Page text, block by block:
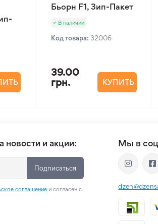
Бьорн F1, Зип-Пакет
В наличии
Код товара: 32006
39.00
грн.
КУПИТЬ
новости и акции:
Подписаться
соглашение и согласен с
Мы в